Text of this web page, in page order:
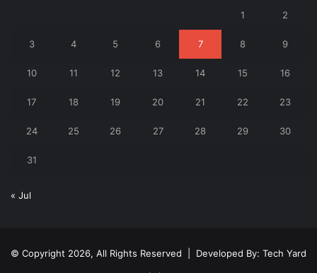
1 2
3 4 5 6 7 8 9
10 11 12 13 14 15 16
17 18 19 20 21 22 23
24 25 26 27 28 29 30
31
« Jul
© Copyright 2026, All Rights Reserved | Developed By: Tech Yard